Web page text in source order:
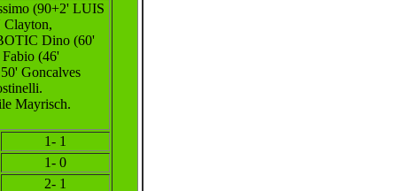
(90+2' LUIS
Dino (60'
(46'
50' Goncalves
Mayrisch.
1- 1
1- 0
2- 1